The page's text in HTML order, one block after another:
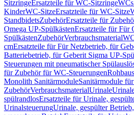
SitzringeErsatzteile für WC-Sitzringe
KinderWC-SitzeErsatzteile für WC-Sitze
StandbidetsZubehörErsatzteile für
Omega UP-SpülkästenErsatzteile für Für
SpülkästenZubehörVerbrauchsmaterial
cmErsatzteile für Für Netzbetrieb, für
Batteriebetrieb, für Geberit Sigma UP-
Steuerungen mit pneumatischer
für Zubehör für WC-Steuerungen
Monolith SanitärmoduleSanitärmodule
ZubehörVerbrauchsmaterialUrinale
spülrandlosErsatzteile für Urinale,
UrinalsteuerungUrinale, gespülter